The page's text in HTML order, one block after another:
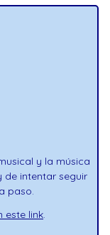
y la música
de intentar seguir
paso.
este link.